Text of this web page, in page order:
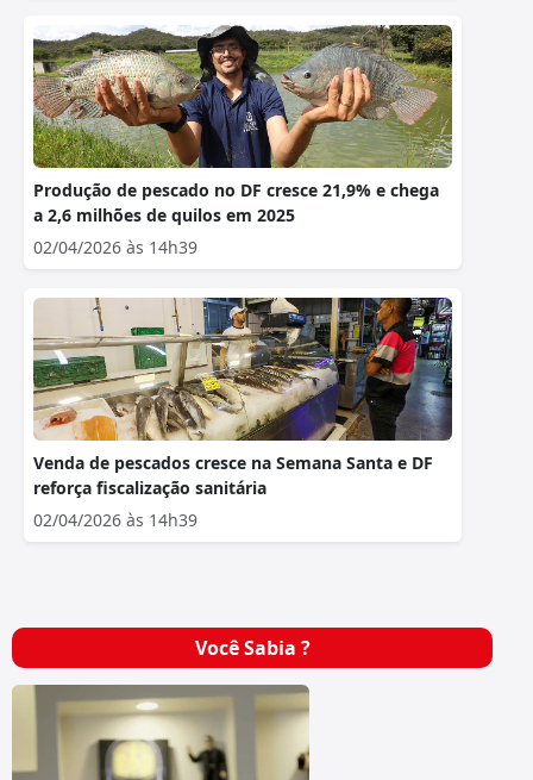
Produção de pescado no DF cresce 21,9% e chega
a 2,6 milhões de quilos em 2025
02/04/2026 às 14h39
Venda de pescados cresce na Semana Santa e DF
reforça fiscalização sanitária
02/04/2026 às 14h39
Você Sabia ?